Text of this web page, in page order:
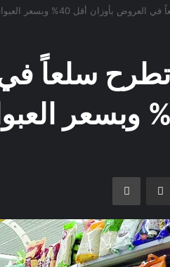
أقل 40% وبسعر العبوات الأكبر وزناً
تطرح سلعاً
مشاركة عبر البريد طباعة